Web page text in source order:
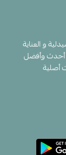
و العناية
أحدث وأفضل
أصلية